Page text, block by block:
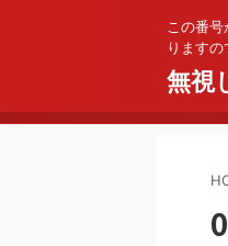
この番
りますの
無視